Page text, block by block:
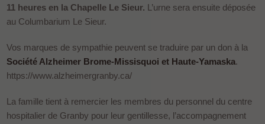
11 heures en la Chapelle Le Sieur. L’urne sera ensuite déposée
au Columbarium Le Sieur.
Vos marques de sympathie peuvent se traduire par un don à la
Société Alzheimer Brome-Missisquoi et Haute-Yamaska.
https://www.alzheimergranby.ca/
La famille tient à remercier les membres du personnel du centre
hospitalier de Granby pour leur gentillesse, l’accompagnement